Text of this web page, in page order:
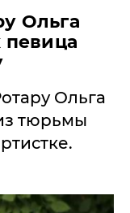
Ольга
певица
Ольга
тюрьмы